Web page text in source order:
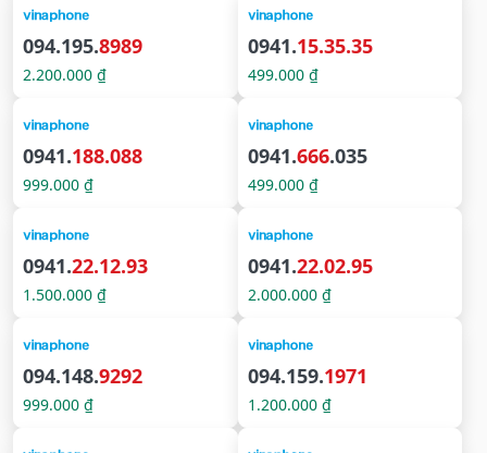
094.195.8989
2.200.000 ₫
0941.15.35.35
499.000 ₫
0941.188.088
999.000 ₫
0941.666.035
499.000 ₫
0941.22.12.93
1.500.000 ₫
0941.22.02.95
2.000.000 ₫
094.148.9292
999.000 ₫
094.159.1971
1.200.000 ₫